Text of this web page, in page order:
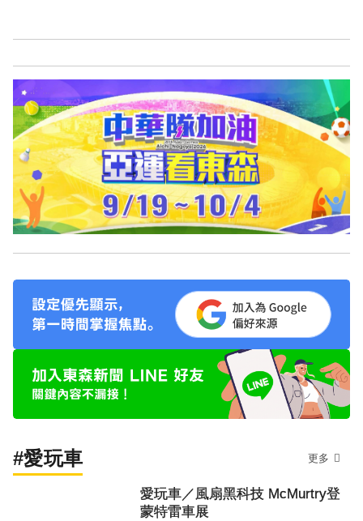
#愛玩車 更多
愛玩車／風扇黑科技 McMurtry登
蒙特雷車展